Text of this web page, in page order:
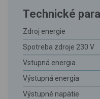
Technické
Zdroj energie
Spotreba zdroje 230 V
Vstupná energia
Výstupná energia
Výstupné napätie